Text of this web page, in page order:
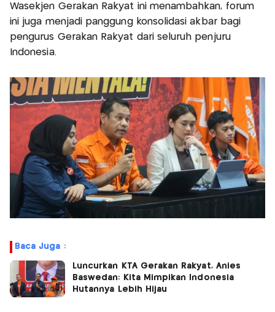
Wasekjen Gerakan Rakyat ini menambahkan, forum
ini juga menjadi panggung konsolidasi akbar bagi
pengurus Gerakan Rakyat dari seluruh penjuru
Indonesia.
Baca Juga :
Luncurkan KTA Gerakan Rakyat, Anies
Baswedan: Kita Mimpikan Indonesia
Hutannya Lebih Hijau